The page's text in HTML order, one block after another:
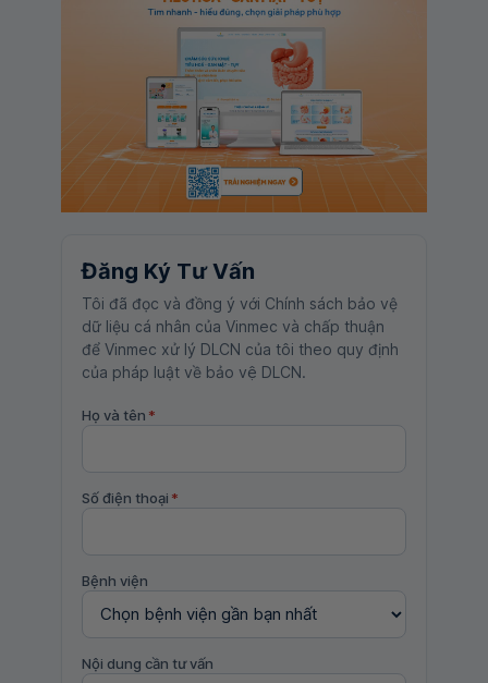
Đăng Ký Tư Vấn
Tôi đã đọc và đồng ý với Chính sách bảo vệ
dữ liệu cá nhân của Vinmec và chấp thuận
để Vinmec xử lý DLCN của tôi theo quy định
của pháp luật về bảo vệ DLCN.
Họ và tên *
Số điện thoại *
Bệnh viện
Nội dung cần tư vấn